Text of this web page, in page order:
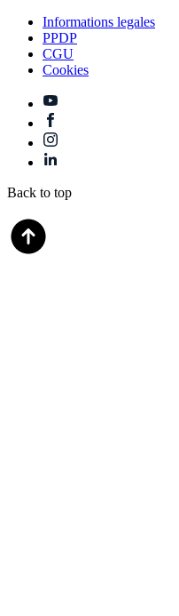
Informations legales
PPDP
CGU
Cookies
Back to top